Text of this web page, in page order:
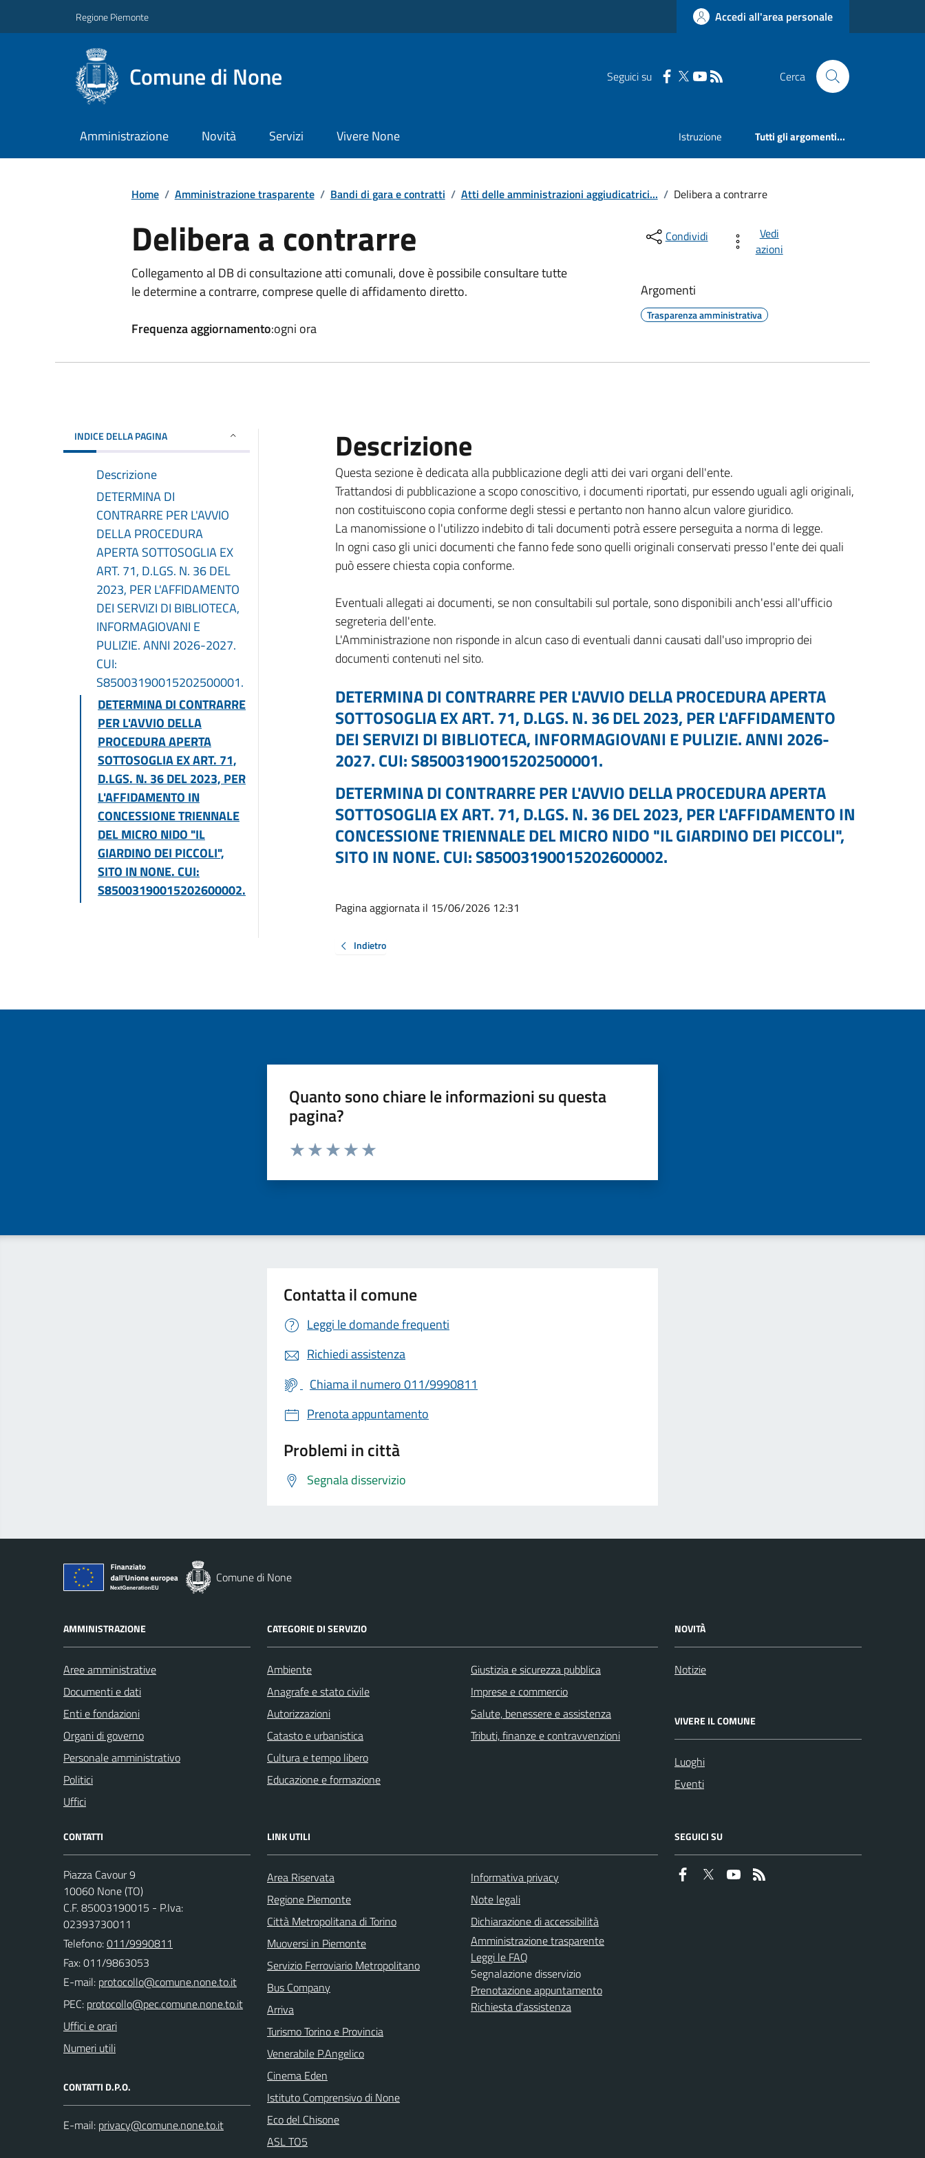
Regione Piemonte Accedi all'area personale
Comune di None Seguici su Cerca
Amministrazione Novità Servizi Vivere None Istruzione Tutti gli argomenti...
Home / Amministrazione trasparente / Bandi di gara e contratti / Atti delle amministrazioni aggiudicatrici... / Delibera a contrarre
Delibera a contrarre
Collegamento al DB di consultazione atti comunali, dove è possibile consultare tutte
le determine a contrarre, comprese quelle di affidamento diretto.
Frequenza aggiornamento:ogni ora
Condividi
Vedi
azioni
Argomenti
Trasparenza amministrativa
INDICE DELLA PAGINA
Descrizione
DETERMINA DI
CONTRARRE PER L'AVVIO
DELLA PROCEDURA
APERTA SOTTOSOGLIA EX
ART. 71, D.LGS. N. 36 DEL
2023, PER L'AFFIDAMENTO
DEI SERVIZI DI BIBLIOTECA,
INFORMAGIOVANI E
PULIZIE. ANNI 2026-2027.
CUI:
S85003190015202500001.
DETERMINA DI CONTRARRE
PER L'AVVIO DELLA
PROCEDURA APERTA
SOTTOSOGLIA EX ART. 71,
D.LGS. N. 36 DEL 2023, PER
L'AFFIDAMENTO IN
CONCESSIONE TRIENNALE
DEL MICRO NIDO "IL
GIARDINO DEI PICCOLI",
SITO IN NONE. CUI:
S85003190015202600002.
Descrizione
Questa sezione è dedicata alla pubblicazione degli atti dei vari organi dell'ente.
Trattandosi di pubblicazione a scopo conoscitivo, i documenti riportati, pur essendo uguali agli originali,
non costituiscono copia conforme degli stessi e pertanto non hanno alcun valore giuridico.
La manomissione o l'utilizzo indebito di tali documenti potrà essere perseguita a norma di legge.
In ogni caso gli unici documenti che fanno fede sono quelli originali conservati presso l'ente dei quali
può essere chiesta copia conforme.
Eventuali allegati ai documenti, se non consultabili sul portale, sono disponibili anch'essi all'ufficio
segreteria dell'ente.
L'Amministrazione non risponde in alcun caso di eventuali danni causati dall'uso improprio dei
documenti contenuti nel sito.
DETERMINA DI CONTRARRE PER L'AVVIO DELLA PROCEDURA APERTA
SOTTOSOGLIA EX ART. 71, D.LGS. N. 36 DEL 2023, PER L'AFFIDAMENTO
DEI SERVIZI DI BIBLIOTECA, INFORMAGIOVANI E PULIZIE. ANNI 2026-
2027. CUI: S85003190015202500001.
DETERMINA DI CONTRARRE PER L'AVVIO DELLA PROCEDURA APERTA
SOTTOSOGLIA EX ART. 71, D.LGS. N. 36 DEL 2023, PER L'AFFIDAMENTO IN
CONCESSIONE TRIENNALE DEL MICRO NIDO "IL GIARDINO DEI PICCOLI",
SITO IN NONE. CUI: S85003190015202600002.
Pagina aggiornata il 15/06/2026 12:31
Indietro
Quanto sono chiare le informazioni su questa
pagina?
Valuta da 1 a 5 stelle la pagina
Contatta il comune
Leggi le domande frequenti
Richiedi assistenza
Chiama il numero 011/9990811
Prenota appuntamento
Problemi in città
Segnala disservizio
Comune di None
AMMINISTRAZIONE
Aree amministrative
Documenti e dati
Enti e fondazioni
Organi di governo
Personale amministrativo
Politici
Uffici
CATEGORIE DI SERVIZIO
Ambiente
Anagrafe e stato civile
Autorizzazioni
Catasto e urbanistica
Cultura e tempo libero
Educazione e formazione
Giustizia e sicurezza pubblica
Imprese e commercio
Salute, benessere e assistenza
Tributi, finanze e contravvenzioni
NOVITÀ
Notizie
VIVERE IL COMUNE
Luoghi
Eventi
CONTATTI
Piazza Cavour 9
10060 None (TO)
C.F. 85003190015 - P.Iva:
02393730011
Telefono:011/9990811
Fax: 011/9863053
E-mail:
PEC:
Uffici e orari
Numeri utili
CONTATTI D.P.O.
E-mail:
LINK UTILI
Area Riservata
Regione Piemonte
Città Metropolitana di Torino
Muoversi in Piemonte
Servizio Ferroviario Metropolitano
Bus Company
Arriva
Turismo Torino e Provincia
Venerabile P.Angelico
Cinema Eden
Istituto Comprensivo di None
Eco del Chisone
ASL TO5
Informativa privacy
Note legali
Dichiarazione di accessibilità
Amministrazione trasparente
Leggi le FAQ
Segnalazione disservizio
Prenotazione appuntamento
Richiesta d'assistenza
SEGUICI SU